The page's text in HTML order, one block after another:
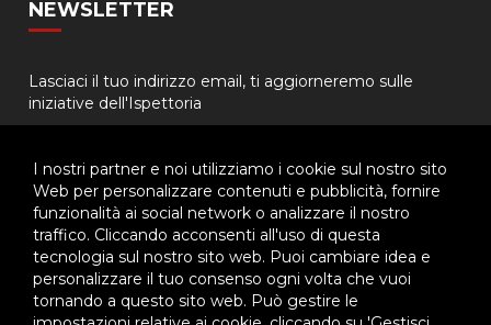
I nostri partner e noi utilizziamo i cookie sul nostro sito
Web per personalizzare contenuti e pubblicità, fornire
funzionalità ai social network o analizzare il nostro
traffico. Cliccando acconsenti all'uso di questa
tecnologia sul nostro sito web. Puoi cambiare idea e
personalizzare il tuo consenso ogni volta che vuoi
tornando a questo sito web. Può gestire le
NEWSLETTER
Lasciaci il tuo indirizzo email, ti aggiorneremo sulle
iniziative dell'Ispettoria
© 2026 - Ispettoria Salesiana Meridionale - All rights reserved. | P.IVA
Privacy & Cookie Policy